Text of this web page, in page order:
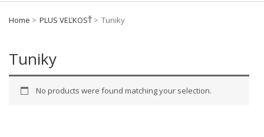
Home PLUS VEĽKOSŤ Tuniky
Tuniky
No products were found matching your selection.